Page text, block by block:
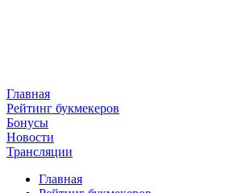
Главная
Рейтинг букмекеров
Бонусы
Новости
Трансляции
Главная